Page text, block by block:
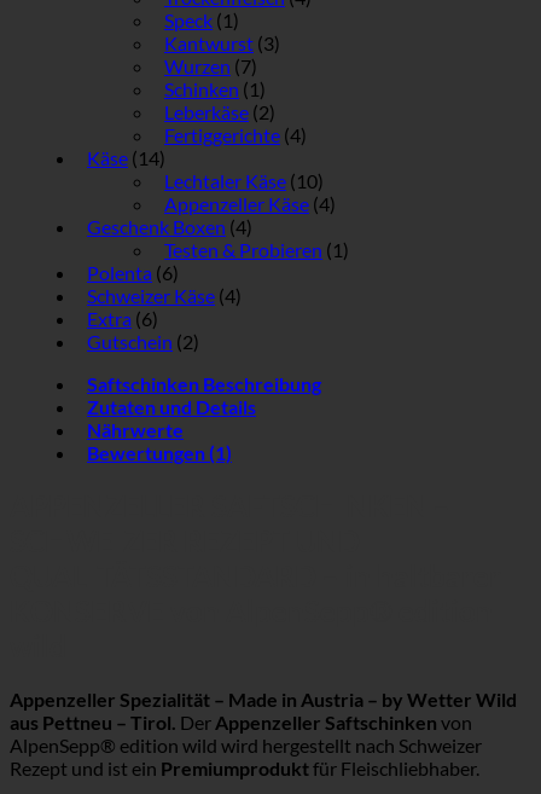
Speck (1)
Kantwurst (3)
Wurzen (7)
Schinken (1)
Leberkäse (2)
Fertiggerichte (4)
Käse (14)
Lechtaler Käse (10)
Appenzeller Käse (4)
Geschenk Boxen (4)
Testen & Probieren (1)
Polenta (6)
Schweizer Käse (4)
Extra (6)
Gutschein (2)
Saftschinken Beschreibung
Zutaten und Details
Nährwerte
Bewertungen (1)
Appenzeller Spezialität – Made in Austria – by Wetter Wild
aus Pettneu – Tirol. Der Appenzeller Saftschinken von
AlpenSepp® edition wild wird hergestellt nach Schweizer
Rezept und ist ein Premiumproduktfür Fleischliebhaber.